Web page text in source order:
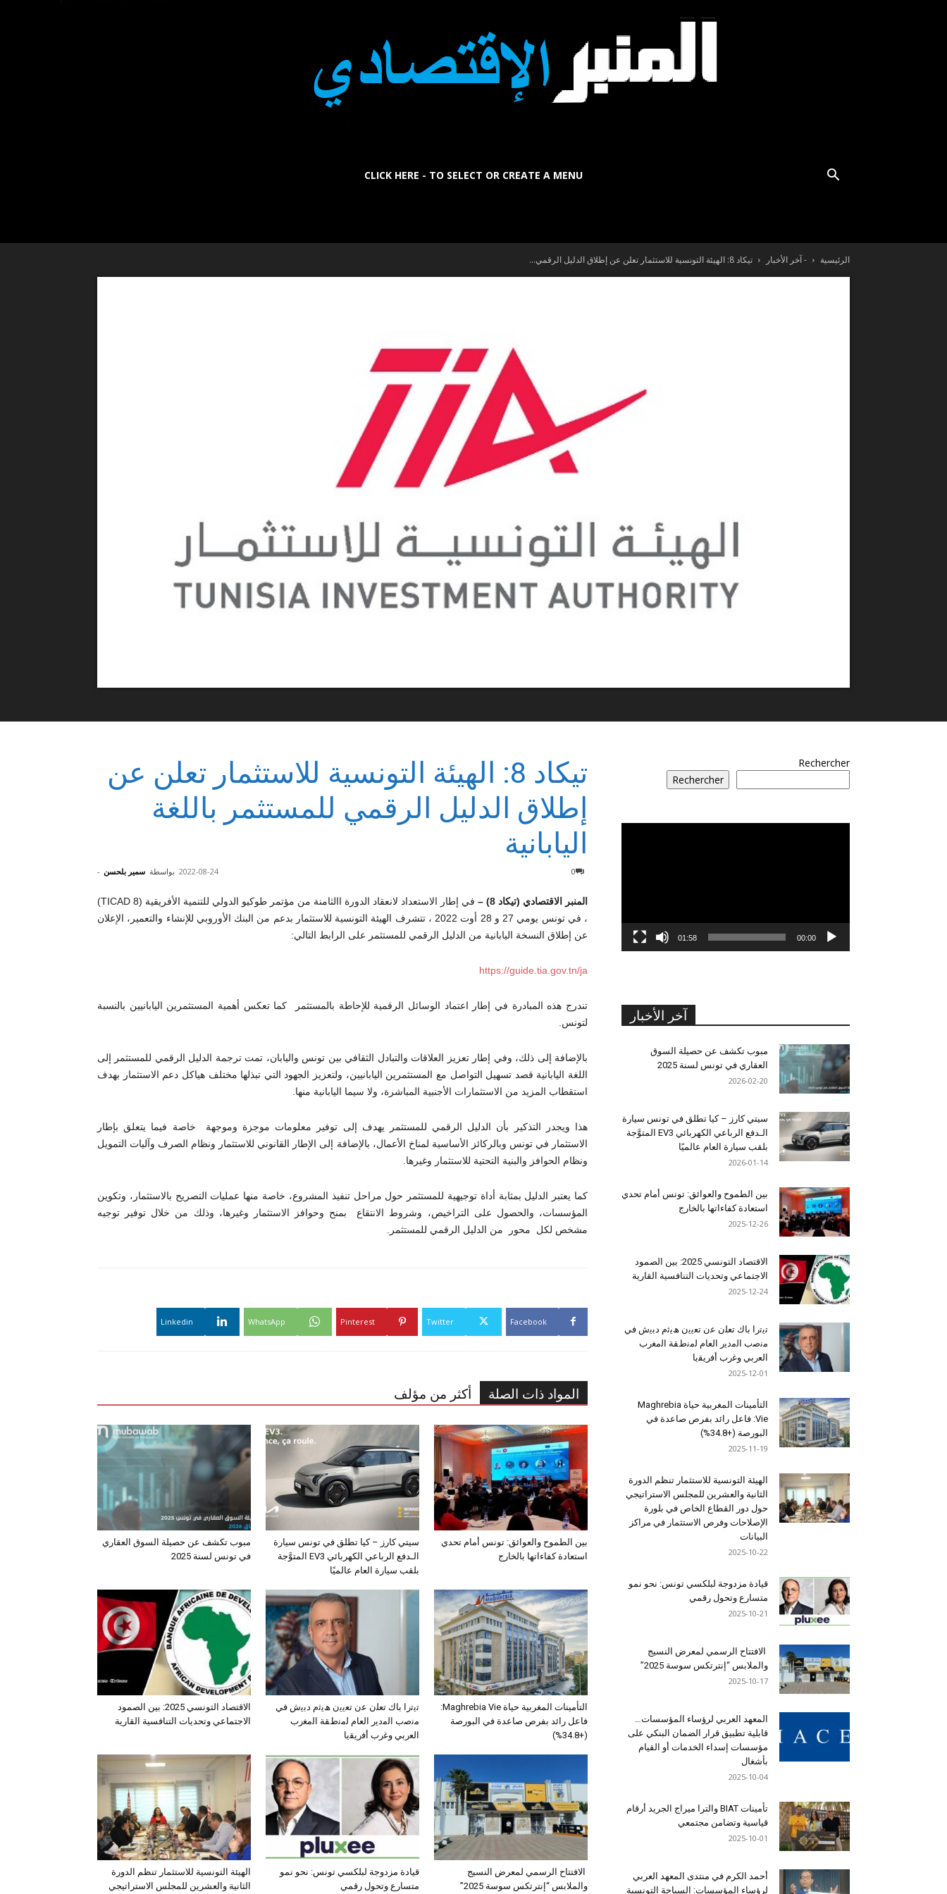
بالعربي
CLICK HERE - TO SELECT OR CREATE A MENU
الرئيسية - آخر الأخبار تيكاد 8: الهيئة التونسية للاستثمار تعلن عن إطلاق الدليل الرقمي...
تيكاد 8: الهيئة التونسية للاستثمار تعلن عن
إطلاق الدليل الرقمي للمستثمر باللغة
اليابانية
بواسطة سمير بلحسن - 2022-08-24 0
المنبر الاقتصادي (تيكاد 8) –
في إطار الاستعداد لانعقاد الدورة االثامنة من مؤتمر طوكيو الدولي للتنمية الأفريقية (TICAD 8)
، في تونس يومي 27 و 28 أوت 2022 ، تتشرف الهيئة التونسية للاستثمار بدعم من البنك الأوروبي للإنشاء والتعمير، الإعلان
عن إطلاق النسخة اليابانية من الدليل الرقمي للمستثمر على الرابط التالي:
https://guide.tia.gov.tn/ja
تندرج هذه المبادرة في إطار اعتماد الوسائل الرقمية للإحاطة بالمستثمر كما تعكس أهمية المستثمرين اليابانيين بالنسبة
لتونس.
بالإضافة إلى ذلك، وفي إطار تعزيز العلاقات والتبادل الثقافي بين تونس واليابان، تمت ترجمة الدليل الرقمي للمستثمر إلى
اللغة اليابانية قصد تسهيل التواصل مع المستثمرين اليابانيين، ولتعزيز الجهود التي تبذلها مختلف هياكل دعم الاستثمار بهدف
استقطاب المزيد من الاستثمارات الأجنبية المباشرة، ولا سيما اليابانية منها.
هذا ويجدر التذكير بأن الدليل الرقمي للمستثمر يهدف إلى توفير معلومات موجزة وموجهة خاصة فيما يتعلق بإطار
الاستثمار في تونس وبالركائز الأساسية لمناخ الأعمال، بالإضافة إلى الإطار القانوني للاستثمار ونظام الصرف وآليات التمويل
ونظام الحوافز والبنية التحتية للاستثمار وغيرها.
كما يعتبر الدليل بمثابة أداة توجيهية للمستثمر حول مراحل تنفيذ المشروع، خاصة منها عمليات التصريح بالاستثمار، وتكوين
المؤسسات، والحصول على التراخيص، وشروط الانتقاع بمنح وحوافز الاستثمار وغيرها، وذلك من خلال توفير توجيه
مشخص لكل محور من الدليل الرقمي للمستثمر.
Facebook
Twitter
Pinterest
WhatsApp
Linkedin
المواد ذات الصلة أكثر من مؤلف
مبوب تكشف عن حصيلة السوق العقاري
في تونس لسنة 2025
سيتي كارز – كيا تطلق في تونس سيارة
الـدفع الرباعي الكهربائي EV3 المتوَّجة
بلقب سيارة العام عالميًا
بين الطموح والعوائق: تونس أمام تحدي
استعادة كفاءاتها بالخارج
الاقتصاد التونسي 2025: بين الصمود
الاجتماعي وتحديات التنافسية القارية
ﺗﯾﺗرا ﺑﺎك ﺗﻌﻠن ﻋن ﺗﻌﯾﯾن ھﯾﺛم دﺑﯾش ﻓﻲ
ﻣﻧﺻب اﻟﻣدﯾر اﻟﻌﺎم ﻟﻣﻧطﻘﺔ اﻟﻣﻐرب
اﻟﻌرﺑﻲ وﻏرب أﻓرﯾﻘﯾﺎ
التأمينات المغربية حياة Maghrebia Vie:
فاعل رائد بفرص صاعدة في البورصة
(+34.8%)
الهيئة التونسية للاستثمار تنظم الدورة
الثانية والعشرين للمجلس الاستراتيجي
قيادة مزدوجة لبلكسي تونس: نحو نمو
متسارع وتحول رقمي
الافتتاح الرسمي لمعرض النسيج
والملابس “إنترتكس سوسة 2025”
Rechercher
Rechercher
00:00
01:58
آخر الأخبار
مبوب تكشف عن حصيلة السوق
العقاري في تونس لسنة 2025
2026-02-20
سيتي كارز – كيا تطلق في تونس سيارة
الـدفع الرباعي الكهربائي EV3 المتوَّجة
بلقب سيارة العام عالميًا
2026-01-14
بين الطموح والعوائق: تونس أمام تحدي
استعادة كفاءاتها بالخارج
2025-12-26
الاقتصاد التونسي 2025: بين الصمود
الاجتماعي وتحديات التنافسية القارية
2025-12-24
ﺗﯾﺗرا ﺑﺎك ﺗﻌﻠن ﻋن ﺗﻌﯾﯾن ھﯾﺛم دﺑﯾش ﻓﻲ
ﻣﻧﺻب اﻟﻣدﯾر اﻟﻌﺎم ﻟﻣﻧطﻘﺔ اﻟﻣﻐرب
اﻟﻌرﺑﻲ وﻏرب أﻓرﯾﻘﯾﺎ
2025-12-01
التأمينات المغربية حياة Maghrebia
Vie: فاعل رائد بفرص صاعدة في
البورصة (+34.8%)
2025-11-19
الهيئة التونسية للاستثمار تنظم الدورة
الثانية والعشرين للمجلس الاستراتيجي
حول دور القطاع الخاص في بلورة
الإصلاحات وفرص الاستثمار في مراكز
البيانات
2025-10-22
قيادة مزدوجة لبلكسي تونس: نحو نمو
متسارع وتحول رقمي
2025-10-21
الافتتاح الرسمي لمعرض النسيج
والملابس “إنترتكس سوسة 2025”
2025-10-17
المعهد العربي لرؤساء المؤسسات…
قابلية تطبيق قرار الضمان البنكي على
مؤسسات إسداء الخدمات أو القيام
بأشغال
2025-10-04
تأمينات BIAT والترا ميراج الجريد أرقام
قياسية وتضامن مجتمعي
2025-10-01
أحمد الكرم في منتدى المعهد العربي
لرؤساء المؤسسات: السياحة التونسية